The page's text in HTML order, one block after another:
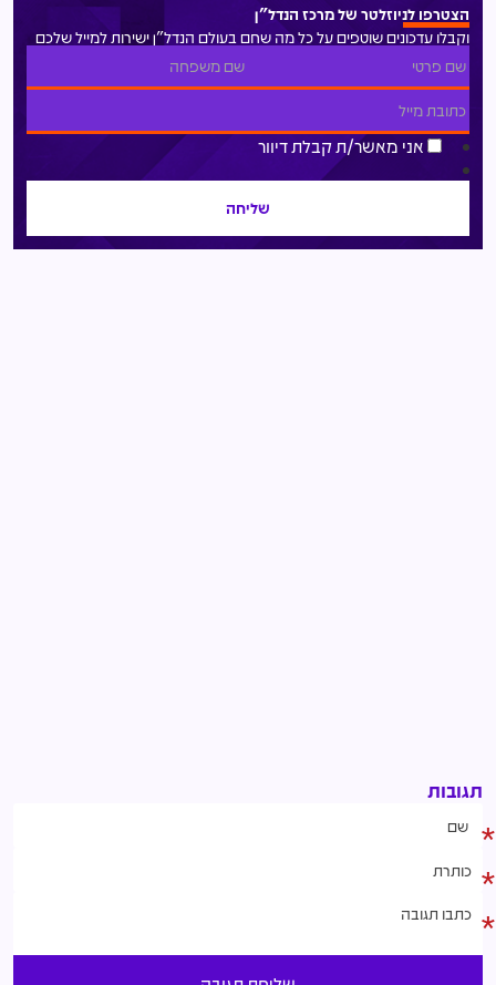
הצטרפו לניוזלטר של מרכז הנדל"ן
וקבלו עדכונים שוטפים על כל מה שחם בעולם הנדל"ן ישירות למייל שלכם
אני מאשר/ת קבלת דיוור
תגובות